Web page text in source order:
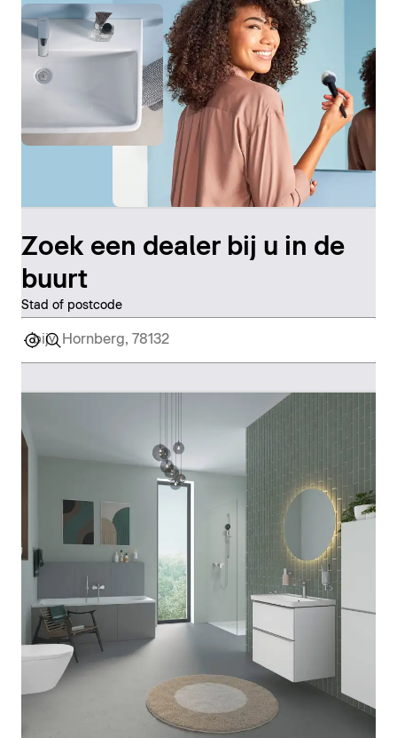
Zoek een dealer bij u in de
buurt
Stad of postcode